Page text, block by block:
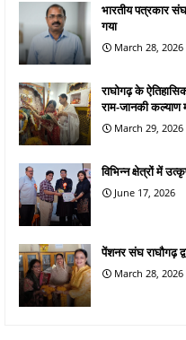
भारतीय पत्रकार संघ
गया
March 28, 2026
राघोगढ़ के
राम-जानकी कल्याण
March 29, 2026
विभिन्न क्षेत्रों में
June 17, 2026
पेंशनर संघ राघौगढ़
March 28, 2026